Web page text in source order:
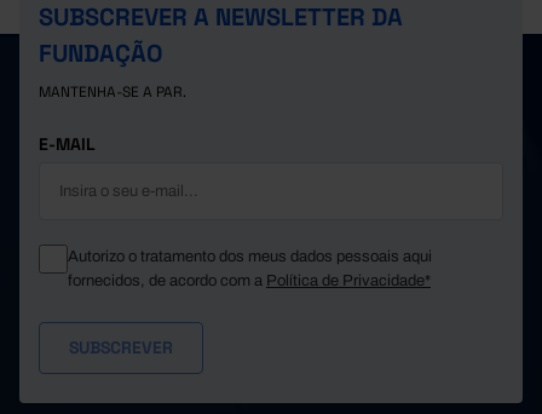
SUBSCREVER A NEWSLETTER DA
FUNDAÇÃO
MANTENHA-SE A PAR.
E-MAIL
Autorizo o tratamento dos meus dados pessoais aqui
fornecidos, de acordo com a Política de Privacidade*